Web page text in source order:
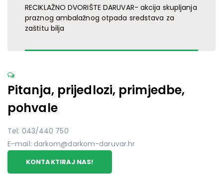
RECIKLAŽNO DVORIŠTE DARUVAR- akcija skupljanja
praznog ambalažnog otpada sredstava za
zaštitu bilja
Pitanja, prijedlozi, primjedbe,
pohvale
Tel: 043/440 750
E-mail: darkom@darkom-daruvar.hr
KONTAKTIRAJ NAS!